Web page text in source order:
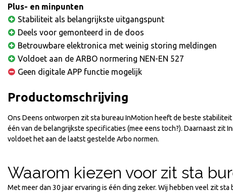
Plus- en minpunten
Stabiliteit als belangrijkste uitgangspunt
Deels voor gemonteerd in de doos
Betrouwbare elektronica met weinig storing meldingen
Voldoet aan de ARBO normering NEN-EN 527
Geen digitale APP functie mogelijk
Productomschrijving
Ons Deens ontworpen zit sta bureau InMotion heeft de beste
één van de belangrijkste specificaties (mee eens toch?). Daarnaast zit
voldoet het aan de laatst gestelde Arbo normen.
Waarom kiezen voor zit sta
Met meer dan 30 jaar ervaring is één ding zeker. Wij hebben veel zit